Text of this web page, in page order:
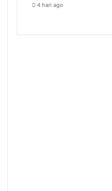
4 hari ago